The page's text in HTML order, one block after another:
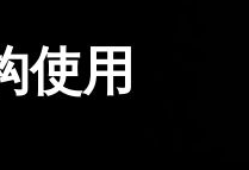
使用